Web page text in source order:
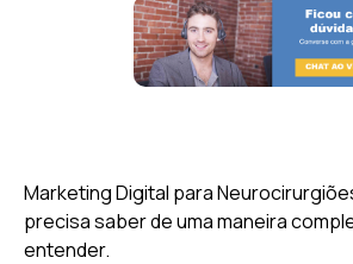
Marketing Digital para
precisa saber de uma maneira
entender.